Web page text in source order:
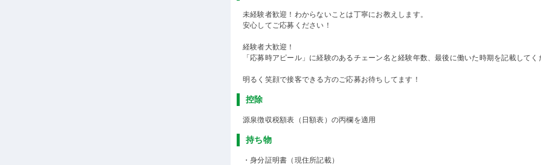
未経験者歓迎！わからないことは丁寧にお教えします。
安心してご応募ください！
経験者大歓迎！
「応募時アピール」に経験のあるチェーン名と経験年数、最後に働いた時期を記載してく
明るく笑顔で接客できる方のご応募お待ちしてます！
控除
源泉徴収税額表（日額表）の丙欄を適用
持ち物
・身分証明書（現住所記載）